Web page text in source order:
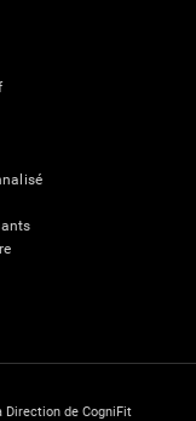
Direction de CogniFit